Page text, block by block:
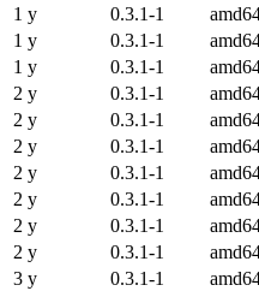
1 y
0.3.1-1
1 y
0.3.1-1
1 y
0.3.1-1
2 y
0.3.1-1
2 y
0.3.1-1
2 y
0.3.1-1
2 y
0.3.1-1
2 y
0.3.1-1
2 y
0.3.1-1
2 y
0.3.1-1
3 y
0.3.1-1